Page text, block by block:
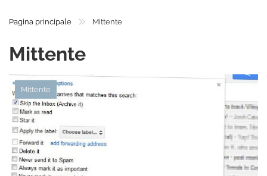
Pagina principale Mittente
Mittente
Mittente